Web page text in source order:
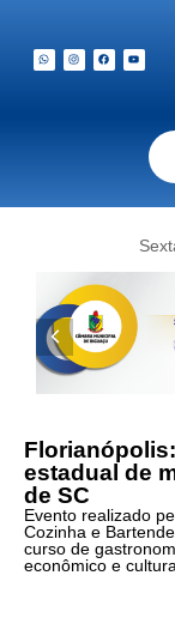
estadual de
de SC
Evento realizado
Cozinha e
curso de
econômico e